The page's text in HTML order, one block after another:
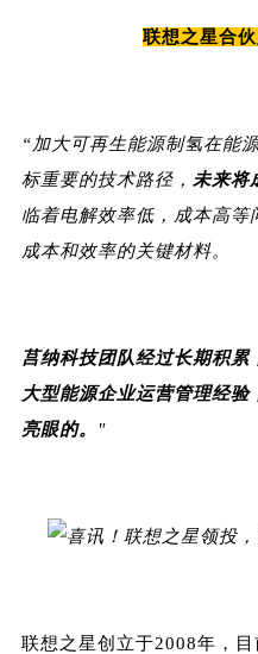
联想之星合
“加大可再生能源制氢在能
标重要的技术路径， 未来将
临着电解效率低，成本高
成本和效率的关键材料。
莒纳科技团队经过长期积
大型能源企业运营管理经
亮眼的。
"
联想之星创立于2008年，